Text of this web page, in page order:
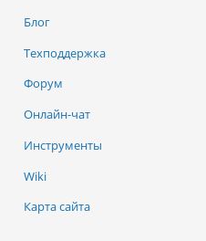
Блог
Техподдержка
Форум
Онлайн-чат
Инструменты
Wiki
Карта сайта